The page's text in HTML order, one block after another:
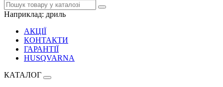
Наприклад: дриль
АКЦІЇ
КОНТАКТИ
ГАРАНТІЇ
HUSQVARNA
КАТАЛОГ